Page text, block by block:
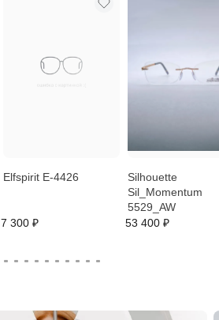
Elfspirit E-4426
7 300 ₽
Silhouette
Sil_Momentum
5529_AW
53 400 ₽